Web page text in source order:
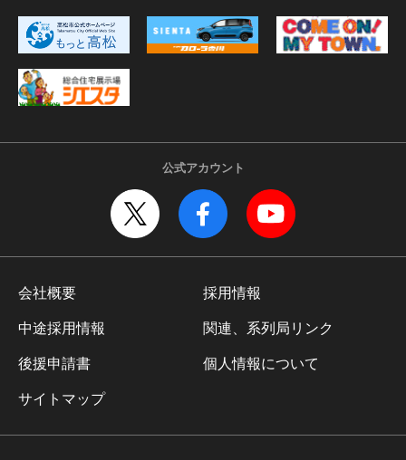
公式アカウント
会社概要 採用情報
中途採用情報 関連、系列局リンク
後援申請書 個人情報について
サイトマップ